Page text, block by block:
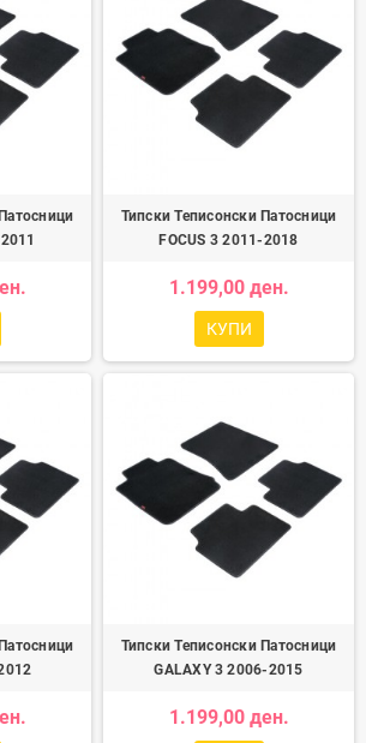
Типски Теписонски Патосници
FOCUS 3 2011-2018
1.199,00 ден.
КУПИ
Типски Теписонски Патосници
GALAXY 3 2006-2015
1.199,00 ден.